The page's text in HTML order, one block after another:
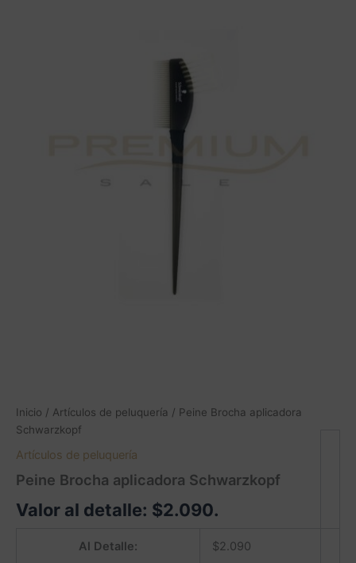
Inicio / Artículos de peluquería / Peine Brocha aplicadora
Schwarzkopf
Artículos de peluquería
Peine Brocha aplicadora Schwarzkopf
Valor al detalle: $2.090.
Al Detalle: $2.090